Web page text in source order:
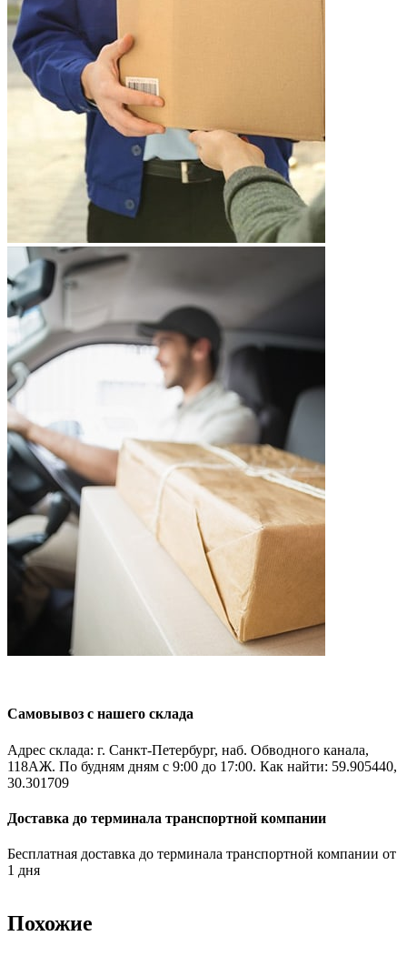
Самовывоз с нашего склада
Адрес склада: г. Санкт-Петербург, наб. Обводного канала,
118АЖ. По будням дням с 9:00 до 17:00. Как найти: 59.905440,
30.301709
Доставка до терминала транспортной компании
Бесплатная доставка до терминала транспортной компании от
1 дня
Похожие